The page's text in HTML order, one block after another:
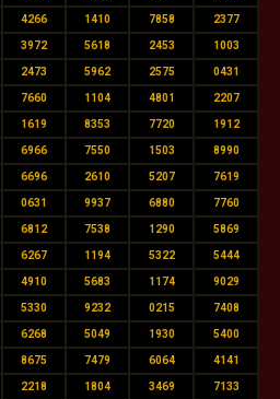
4266 1410 7858 2377
3972 5618 2453 1003
2473 5962 2575 0431
7660 1104 4801 2207
1619 8353 7720 1912
6966 7550 1503 8990
6696 2610 5207 7619
0631 9937 6880 7760
6812 7538 1290 5869
6267 1194 5322 5444
4910 5683 1174 9029
5330 9232 0215 7408
6268 5049 1930 5400
8675 7479 6064 4141
2218 1804 3469 7133